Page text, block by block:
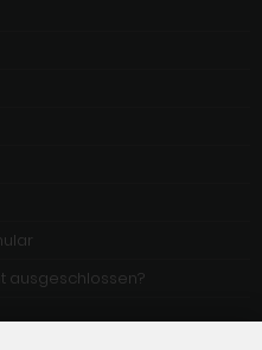
ausgeschlossen?